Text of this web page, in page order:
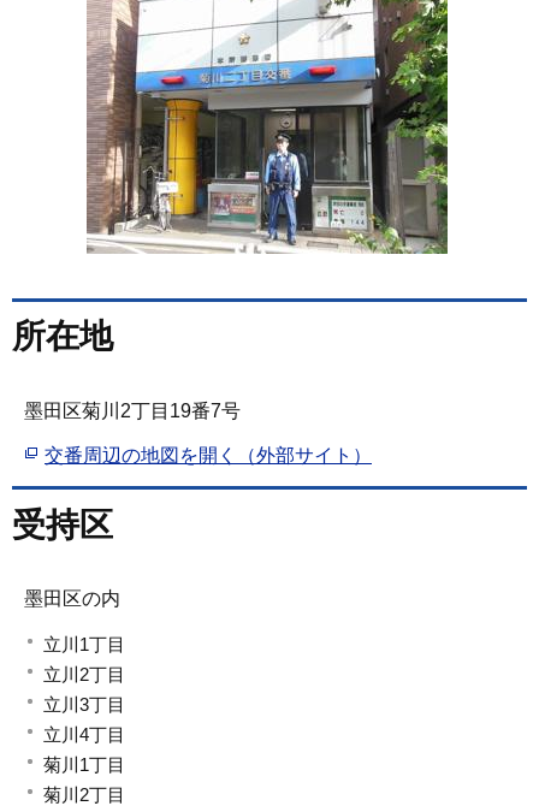
所在地
墨田区菊川2丁目19番7号
交番周辺の地図を開く（外部サイト）
受持区
墨田区の内
立川1丁目
立川2丁目
立川3丁目
立川4丁目
菊川1丁目
菊川2丁目